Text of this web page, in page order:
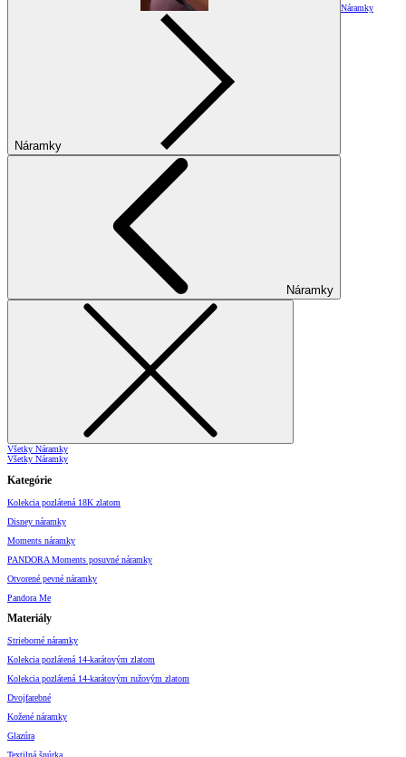
Náramky
Náramky
Náramky
Všetky Náramky
Všetky Náramky
Kategórie
Kolekcia pozlátená 18K zlatom
Disney náramky
Moments náramky
PANDORA Moments posuvné náramky
Otvorené pevné náramky
Pandora Me
Materiály
Strieborné náramky
Kolekcia pozlátená 14-karátovým zlatom
Kolekcia pozlátená 14-karátovým ružovým zlatom
Dvojfarebné
Kožené náramky
Glazúra
Textilná šnúrka